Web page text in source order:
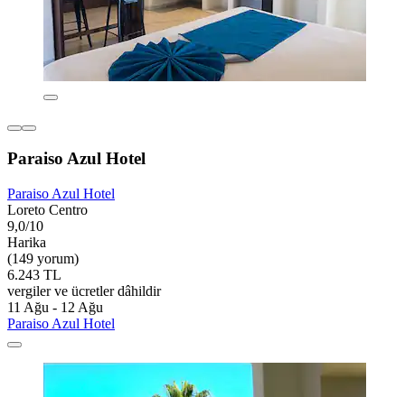
Paraiso Azul Hotel
Paraiso Azul Hotel
Loreto Centro
9,0/10
Harika
(149 yorum)
6.243 TL
vergiler ve ücretler dâhildir
11 Ağu - 12 Ağu
Paraiso Azul Hotel